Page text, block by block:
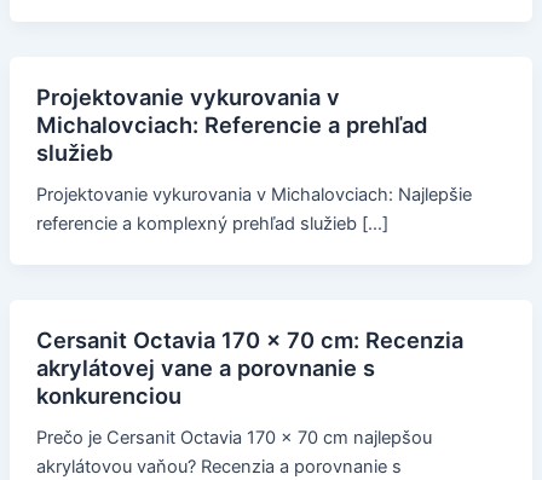
Projektovanie vykurovania v
Michalovciach: Referencie a prehľad
služieb
Projektovanie vykurovania v Michalovciach: Najlepšie
referencie a komplexný prehľad služieb […]
Cersanit Octavia 170 x 70 cm: Recenzia
akrylátovej vane a porovnanie s
konkurenciou
Prečo je Cersanit Octavia 170 x 70 cm najlepšou
akrylátovou vaňou? Recenzia a porovnanie s